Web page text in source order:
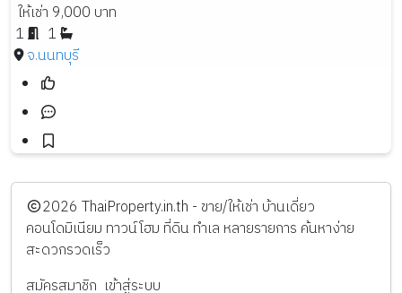
ให้เช่า 9,000 บาท
1
1
จ.นนทบุรี
️2026 ThaiProperty.in.th - ขาย/ให้เช่า บ้านเดี่ยว
คอนโดมิเนียม ทาวน์โฮม ที่ดิน ทำเล หลายรายการ ค้นหาง่าย
สะดวกรวดเร็ว
สมัครสมาชิก เข้าสู่ระบบ